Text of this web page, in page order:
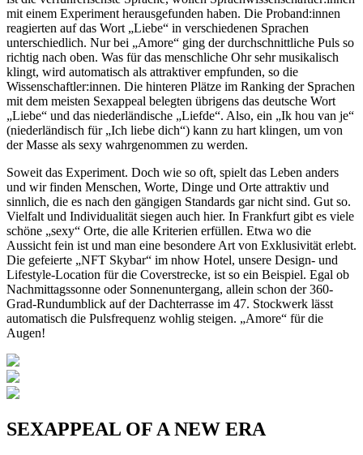
mit einem Experiment herausgefunden haben. Die Proband:innen
reagierten auf das Wort „Liebe“ in verschiedenen Sprachen
unterschiedlich. Nur bei „Amore“ ging der durchschnittliche Puls so
richtig nach oben. Was für das menschliche Ohr sehr musikalisch
klingt, wird automatisch als attraktiver empfunden, so die
Wissenschaftler:innen. Die hinteren Plätze im Ranking der Sprachen
mit dem meisten Sexappeal belegten übrigens das deutsche Wort
„Liebe“ und das niederländische „Liefde“. Also, ein „Ik hou van je“
(niederländisch für „Ich liebe dich“) kann zu hart klingen, um von
der Masse als sexy wahrgenommen zu werden.
Soweit das Experiment. Doch wie so oft, spielt das Leben anders
und wir finden Menschen, Worte, Dinge und Orte attraktiv und
sinnlich, die es nach den gängigen Standards gar nicht sind. Gut so.
Vielfalt und Individualität siegen auch hier. In Frankfurt gibt es viele
schöne „sexy“ Orte, die alle Kriterien erfüllen. Etwa wo die
Aussicht fein ist und man eine besondere Art von Exklusivität erlebt.
Die gefeierte „NFT Skybar“ im nhow Hotel, unsere Design- und
Lifestyle-Location für die Coverstrecke, ist so ein Beispiel. Egal ob
Nachmittagssonne oder Sonnenuntergang, allein schon der 360-
Grad-Rundumblick auf der Dachterrasse im 47. Stockwerk lässt
automatisch die Pulsfrequenz wohlig steigen. „Amore“ für die
Augen!
SEXAPPEAL OF A NEW ERA